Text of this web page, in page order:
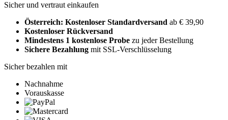
Sicher und vertraut einkaufen
Österreich: Kostenloser Standardversand ab € 39,90
Kostenloser Rückversand
Mindestens 1 kostenlose Probe zu jeder Bestellung
Sichere Bezahlung mit SSL-Verschlüsselung
Sicher bezahlen mit
Nachnahme
Vorauskasse